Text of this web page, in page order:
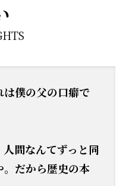
は僕の父の口癖で
人間なんてずっと同
。だから歴史の本